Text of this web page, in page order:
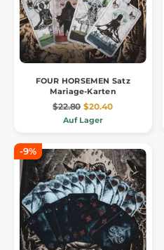
FOUR HORSEMEN Satz
Mariage-Karten
$22.80 $20.40
Auf Lager
-9%